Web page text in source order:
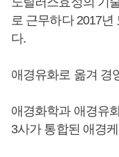
로 근무하다 2017
다.
애경유화로 옮겨 경
애경화학과 애경유
3사가 통합된 애경